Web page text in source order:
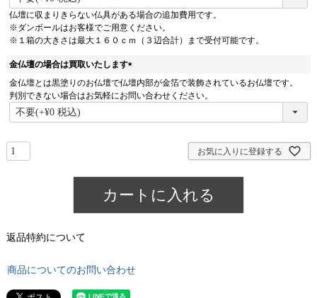
須
)
仏壇に収まりきらない仏具がある場合の追加費用です。
※ダンボールはお客様でご用意ください。
※１箱の大きさは最大１６０ｃｍ（３辺合計）まで受付可能です。
金仏壇の場合は買取いたします
(
必
須
金仏壇とは黒塗りのお仏壇で仏壇内部が金箔で装飾されているお仏壇です。
判別できない場合はお気軽にお問い合わせください。
お気に入りに登録する
カートに入れる
返品特約について
商品についてのお問い合わせ